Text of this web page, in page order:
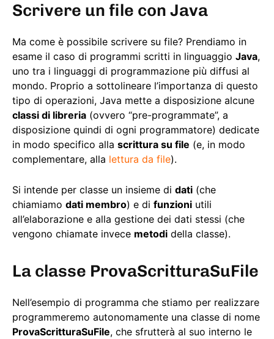
Scrivere un file con Java
Ma come è possibile scrivere su file? Prendiamo in
esame il caso di programmi scritti in linguaggio Java,
uno tra i linguaggi di programmazione più diffusi al
mondo. Proprio a sottolineare l’importanza di questo
tipo di operazioni, Java mette a disposizione alcune
classi di libreria (ovvero “pre-programmate”, a
disposizione quindi di ogni programmatore) dedicate
in modo specifico alla scrittura su file (e, in modo
complementare, alla lettura da file).
Si intende per classe un insieme di dati (che
chiamiamo dati membro) e di funzioni utili
all’elaborazione e alla gestione dei dati stessi (che
vengono chiamate invece metodi della classe).
La classe ProvaScritturaSuFile
Nell’esempio di programma che stiamo per realizzare
programmeremo autonomamente una classe di nome
ProvaScritturaSuFile, che sfrutterà al suo interno le